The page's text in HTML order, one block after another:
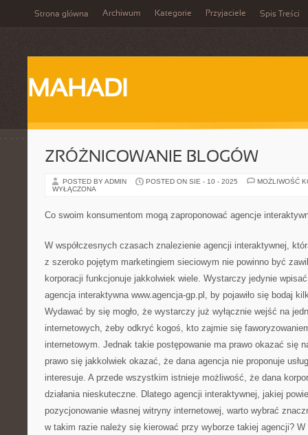
Strona główna Archiwum Kategorie Przyjaciele Spis Treści
MAHADI
ZRÓŻNICOWANIE BLOGÓW
POSTED BY ADMIN POSTED ON SIE - 10 - 2025
MOŻLIWOŚĆ
WYŁĄCZONA
Co swoim konsumentom mogą zaproponować agencje
W współczesnych czasach znalezienie agencji interaktywnej,
z szeroko pojętym marketingiem sieciowym nie powinno być
korporacji funkcjonuje jakkolwiek wiele. Wystarczy jedynie
agencja interaktywna www.agencja-gp.pl, by pojawiło się bodaj
Wydawać by się mogło, że wystarczy już wyłącznie wejść na
internetowych, żeby odkryć kogoś, kto zajmie się
internetowym. Jednak takie postępowanie ma prawo okazać się
prawo się jakkolwiek okazać, że dana agencja nie proponuje
interesuje. A przede wszystkim istnieje możliwość, że dana
działania nieskuteczne. Dlatego agencji interaktywnej, jakiej
pozycjonowanie własnej witryny internetowej, warto wybrać
w takim razie należy się kierować przy wyborze takiej agencji?